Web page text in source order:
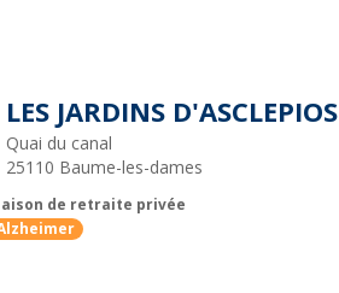
LES JARDINS D'ASCLEPIOS
Quai du canal
25110 Baume-les-dames
de retraite privée